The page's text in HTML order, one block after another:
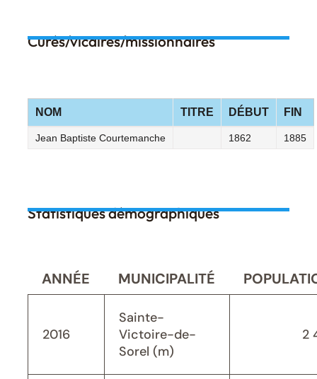
Curés/vicaires/missionnaires
NOM TITRE DÉBUT FIN
Jean Baptiste Courtemanche 1862 1885
Statistiques démographiques
ANNÉE MUNICIPALITÉ
2016
Sainte-
Victoire-de-
Sorel (m)
2